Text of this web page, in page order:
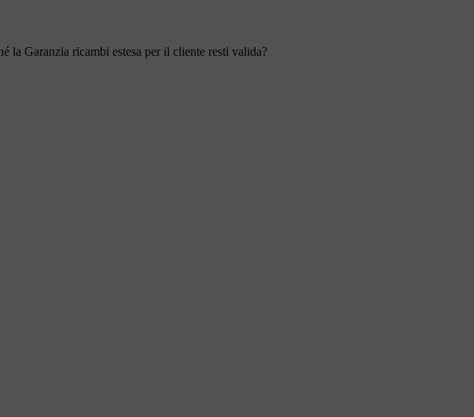
la Garanzia ricambi estesa per il cliente resti valida?